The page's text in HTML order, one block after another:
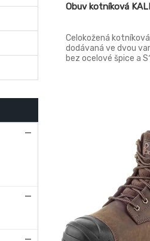
Obuv kotníková
Celokožená
dodávaná ve dvou
bez ocelové špice a
Podšívka: 1,2 - 1,4
broušená kůže
kontaktnímu teplu do
Provedení: - O1 -
Norma: ISO
HRO - S1 - s
ISO 20345:2011 S1